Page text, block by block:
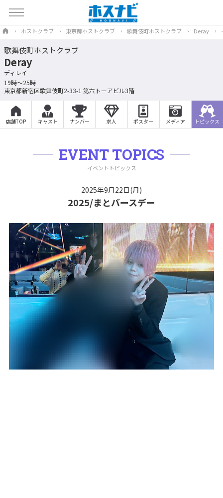
ホストクラブ 東京都ホストクラブ 歌舞伎町ホストクラブ Deray
歌舞伎町ホストクラブ
Deray
ディレイ
19時〜25時
東京都新宿区歌舞伎町2-33-1 第六トーアビル3階
店舗TOP キャスト ナンバー 求人 ポスター メディア トピックス
EVENT TOPICS
イベントトピックス
2025年9月22日(月)
2025/まとバースデー